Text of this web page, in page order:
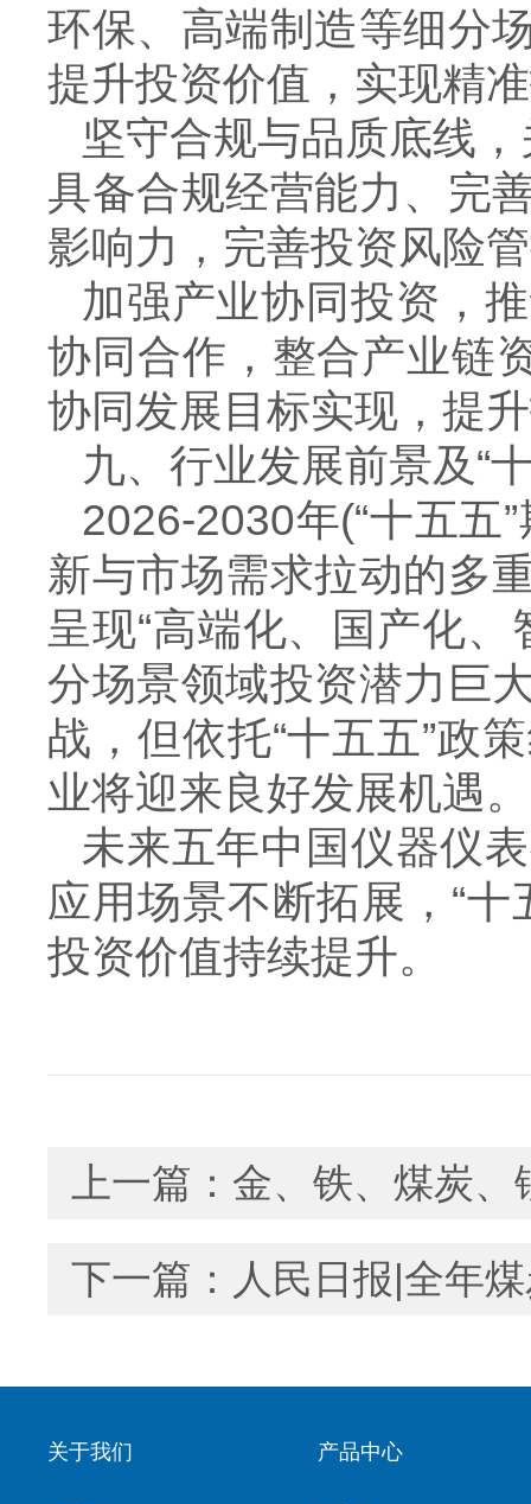
环保、高端制造等细分
提升投资价值，实现精
坚守合规与品质底线
具备合规经营能力、完
影响力，完善投资风险
加强产业协同投资，
协同合作，整合产业链
协同发展目标实现，提
九、行业发展前景及“
2026-2030年(“十五五
新与市场需求拉动的多
呈现“高端化、国产化
分场景领域投资潜力巨
战，但依托“十五五”政
业将迎来良好发展机遇。
未来五年中国仪器仪
应用场景不断拓展，“
投资价值持续提升。
上一篇： 金、铁、煤炭、
下一篇： 人民日报|全年
关于我们 产品中心